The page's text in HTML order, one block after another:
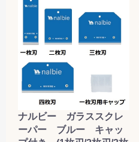
ナルビー ガラススクレ
ーパー ブルー キャッ